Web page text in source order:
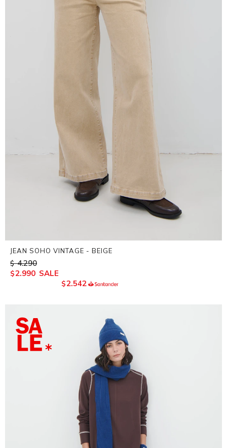
JEAN SOHO VINTAGE - BEIGE
$ 4.290
$2.990
$2.542